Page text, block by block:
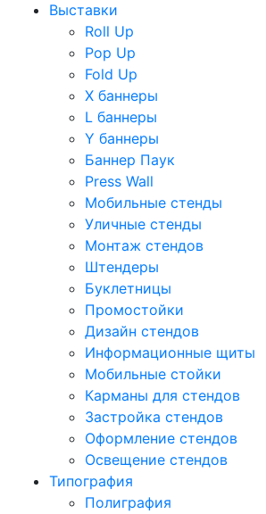
Выставки
Roll Up
Pop Up
Fold Up
Х баннеры
L баннеры
Y баннеры
Баннер Паук
Press Wall
Мобильные стенды
Уличные стенды
Монтаж стендов
Штендеры
Буклетницы
Промостойки
Дизайн стендов
Информационные щиты
Мобильные стойки
Карманы для стендов
Застройка стендов
Оформление стендов
Освещение стендов
Типография
Полиграфия